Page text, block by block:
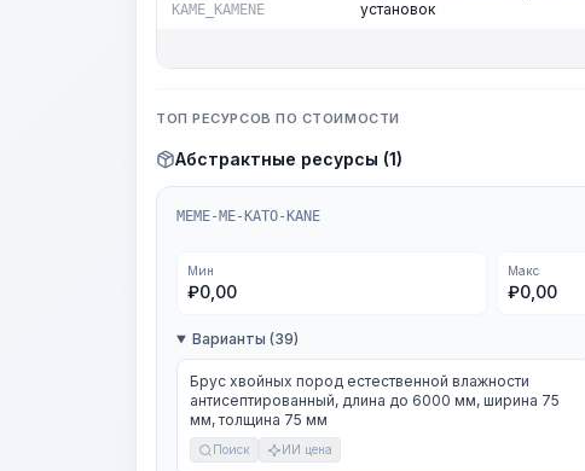
KAME_KAMENE
установок
ТОП РЕСУРСОВ ПО СТОИМОСТИ
Абстрактные ресурсы (1)
MEME-ME-KATO-KANE
Мин
₽0,00
Макс
₽0,00
Варианты (39)
Брус хвойных пород естественной влажности
антисептированный, длина до 6000 мм, ширина 75
мм, толщина 75 мм
Поиск ИИ цена